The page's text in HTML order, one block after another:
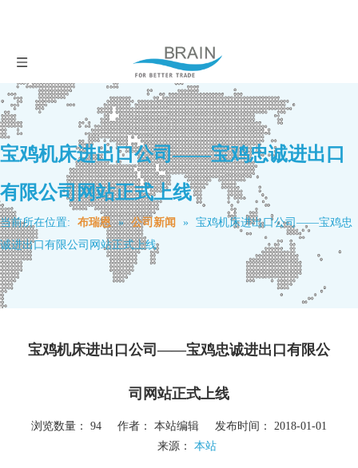
宝鸡机床进出口公司——宝鸡忠诚进出口
有限公司网站正式上线
当前所在位置: 布瑞恩 » 公司新闻 » 宝鸡机床进出口公司——宝鸡忠
诚进出口有限公司网站正式上线
宝鸡机床进出口公司——宝鸡忠诚进出口有限公
司网站正式上线
浏览数量： 94 作者： 本站编辑 发布时间： 2018-01-01
来源： 本站